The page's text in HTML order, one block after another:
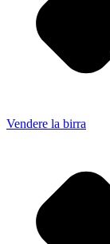
Vendere la birra